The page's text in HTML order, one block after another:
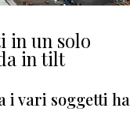
in un solo
in tilt
i vari soggetti ha